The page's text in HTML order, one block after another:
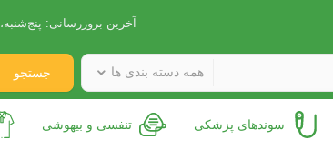
آخرین بروزرسانی: پنج‌شنبه، 6 آگوست 2026
همه دسته بندی ها جستجو
سوندهای پزشکی تنفسی و بیهوشی